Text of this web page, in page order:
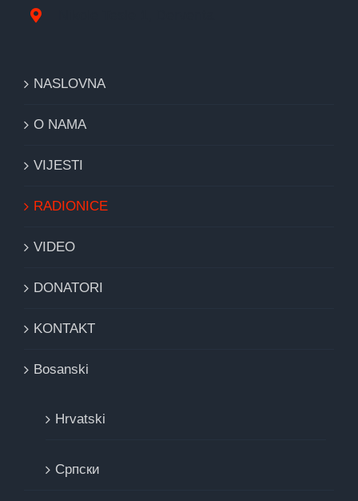
NASLOVNA
O NAMA
VIJESTI
RADIONICE
VIDEO
DONATORI
KONTAKT
Bosanski
Hrvatski
Cрпски